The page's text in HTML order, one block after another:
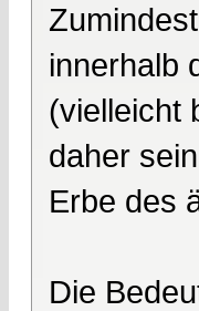
innerhalb
(vielleicht
daher
Erbe des
Die